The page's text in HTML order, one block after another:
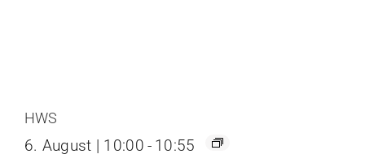
HWS
6. August | 10:00 - 10:55